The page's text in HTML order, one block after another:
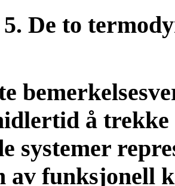
De to
å
systemer
av funksjonell